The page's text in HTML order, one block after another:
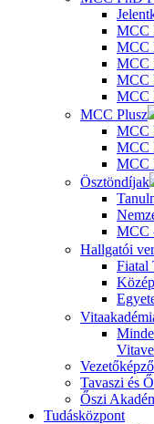
MCC
MCC
MCC
MCC
MCC
MCC Plusz
MCC
MCC
MCC
Ösztöndíjak
MCC
Hallgatói
Fiatal
Tavaszi és
Őszi
Tudásközpont